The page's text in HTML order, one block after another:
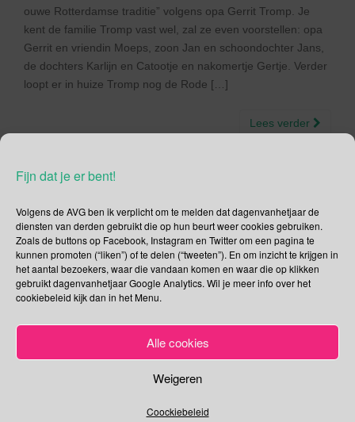
Fijn dat je er bent!
Volgens de AVG ben ik verplicht om te melden dat dagenvanhetjaar de
diensten van derden gebruikt die op hun beurt weer cookies gebruiken.
Zoals de buttons op Facebook, Instagram en Twitter om een pagina te
kunnen promoten (“liken”) of te delen (“tweeten”). En om inzicht te krijgen in
het aantal bezoekers, waar die vandaan komen en waar die op klikken
gebruikt dagenvanhetjaar Google Analytics. Wil je meer info over het
cookiebeleid kijk dan in het Menu.
Alle cookies
Weigeren
Coockiebeleid
ouwe Rotterdamse traditie” volgens opa Gerrit Tromp. Je
kent de familie Tromp vast wel, zal ze even voorstellen: opa
Gerrit en vriendin Moeps, zoon Jan en schoondochter Jans,
de dochters Karlijn en Catootje en nakomertje Gertje. Verder
loopt er in huize Tromp nog de Rode […]
Lees verder
Social Media
Je kunt me volgen op
Zoeken
Zoeken
Recente tweetsKlik om marketing cookies te